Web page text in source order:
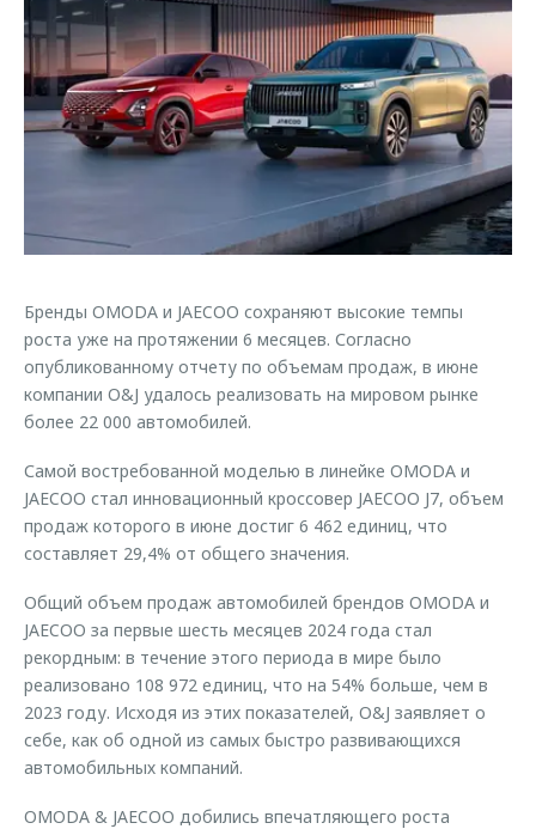
Страхование
Кредитный калькулятор
Аксессуары
Одежда и сувениры
Оригинальные аксессуары
Калькулятор трейд-ин
Клиентская поддержка
O&J Автоклуб
Клуб владельцев OMODA
Приложение O&J
Одежда и сувениры
Запчасти
Обратная связь
Бренды OMODA и JAECOO сохраняют высокие темпы
роста уже на протяжении 6 месяцев. Согласно
опубликованному отчету по объемам продаж, в июне
компании O&J удалось реализовать на мировом рынке
более 22 000 автомобилей.
Самой востребованной моделью в линейке OMODA и
JAECOO стал инновационный кроссовер JAECOO J7, объем
продаж которого в июне достиг 6 462 единиц, что
составляет 29,4% от общего значения.
Общий объем продаж автомобилей брендов OMODA и
JAECOO за первые шесть месяцев 2024 года стал
рекордным: в течение этого периода в мире было
реализовано 108 972 единиц, что на 54% больше, чем в
2023 году. Исходя из этих показателей, O&J заявляет о
себе, как об одной из самых быстро развивающихся
автомобильных компаний.
OMODA & JAECOO добились впечатляющего роста